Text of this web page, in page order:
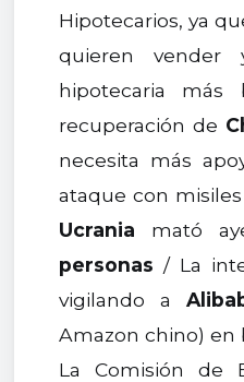
Hipotecarios, ya
quieren
hipotecaria más
recuperación de
necesita más
ataque con
Ucrania mató
personas / La
vigilando a
Amazon chino) en
La Comisión de